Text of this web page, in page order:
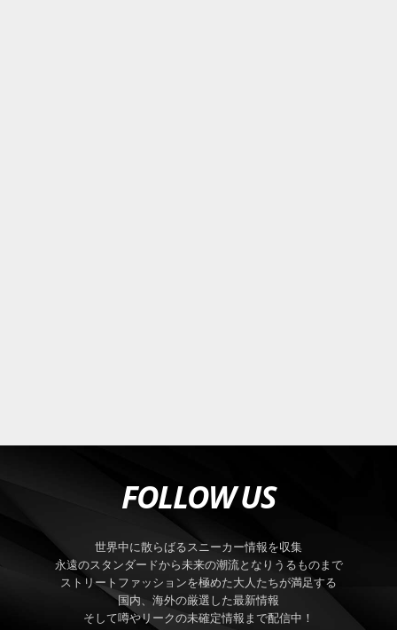
FOLLOW US
世界中に散らばるスニーカー情報を収集
永遠のスタンダードから未来の潮流となりうるものまで
ストリートファッションを極めた大人たちが満足する
国内、海外の厳選した最新情報
そして噂やリークの未確定情報まで配信中！